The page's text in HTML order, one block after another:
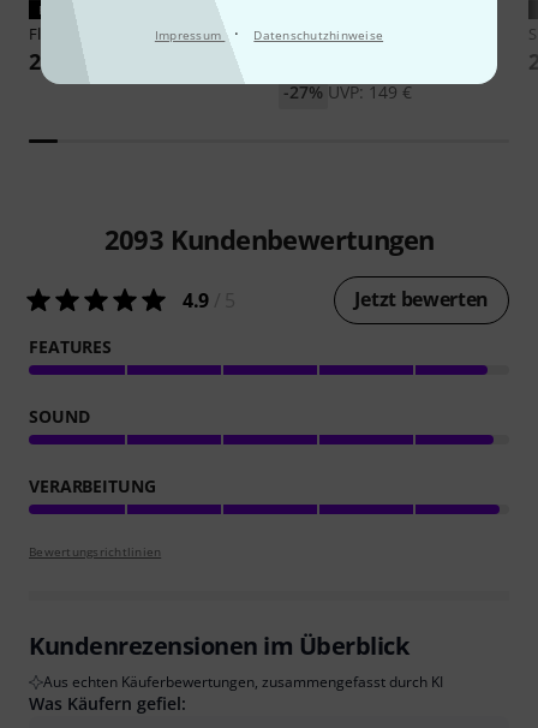
Impressum · Datenschutzhinweise
PASST GARANTIERT
Flyht Pro EVA Case SM7B
29 €
ShureBroadcast Boom Arm
UVP: 149 €
-27%
2093 Kundenbewertungen
4.9 Jetzt bewerten
FEATURES
SOUND
VERARBEITUNG
Bewertungsrichtlinien
Kundenrezensionen im Überblick
Aus echten Käuferbewertungen, zusammengefasst durch KI
Was Käufern gefiel: